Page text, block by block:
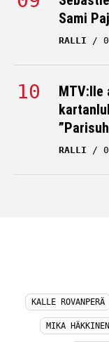
Sami
RALLI
MTV:lle
RALLI
KALLE ROVANPERÄ
MIKA HÄKKINEN